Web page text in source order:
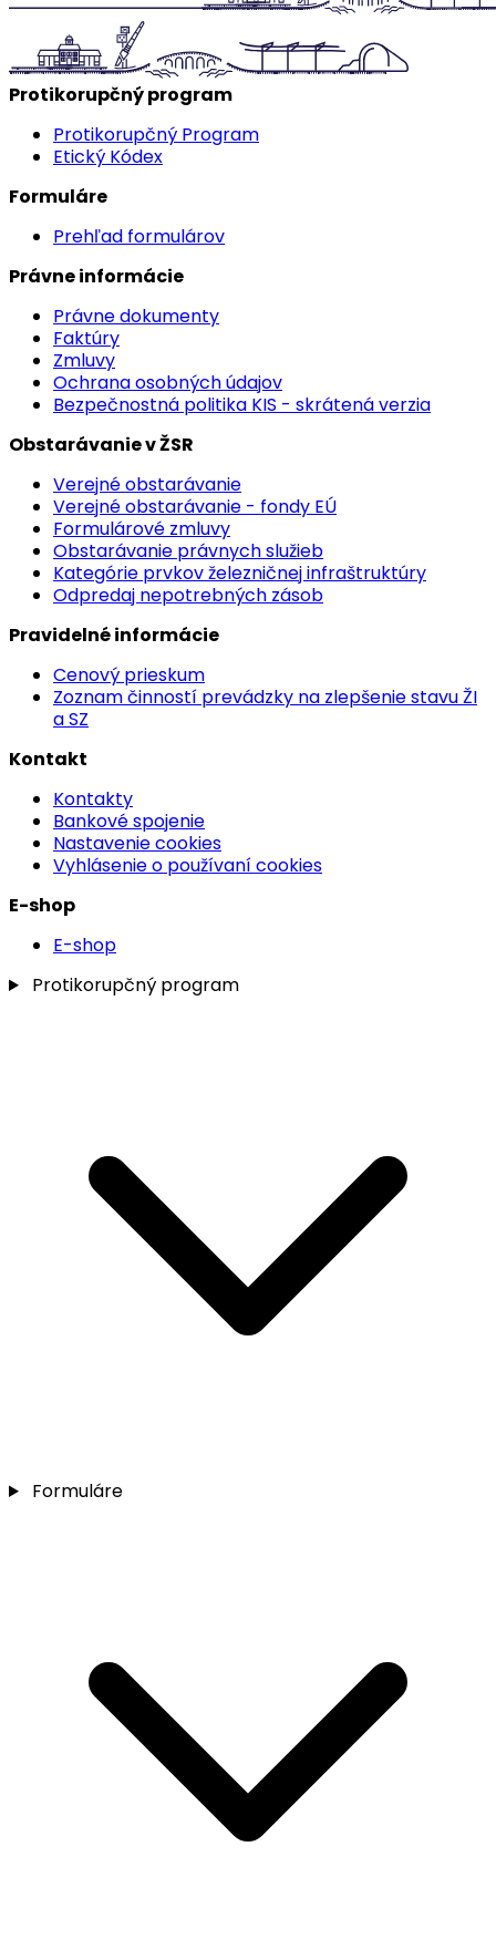
Protikorupčný program
Protikorupčný Program
Etický Kódex
Formuláre
Prehľad formulárov
Právne informácie
Právne dokumenty
Faktúry
Zmluvy
Ochrana osobných údajov
Bezpečnostná politika KIS - skrátená verzia
Obstarávanie v ŽSR
Verejné obstarávanie
Verejné obstarávanie - fondy EÚ
Formulárové zmluvy
Obstarávanie právnych služieb
Kategórie prvkov železničnej infraštruktúry
Odpredaj nepotrebných zásob
Pravidelné informácie
Cenový prieskum
Zoznam činností prevádzky na zlepšenie stavu ŽI
a SZ
Kontakt
Kontakty
Bankové spojenie
Nastavenie cookies
Vyhlásenie o používaní cookies
E-shop
E-shop
Protikorupčný program
Formuláre